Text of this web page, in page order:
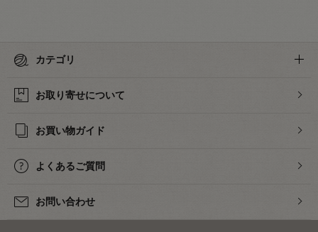
カテゴリ
お取り寄せについて
お買い物ガイド
よくあるご質問
お問い合わせ